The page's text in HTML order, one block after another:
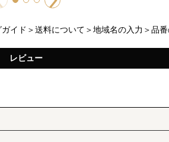
ド＞送料について＞地域名の入力＞品番
レビュー